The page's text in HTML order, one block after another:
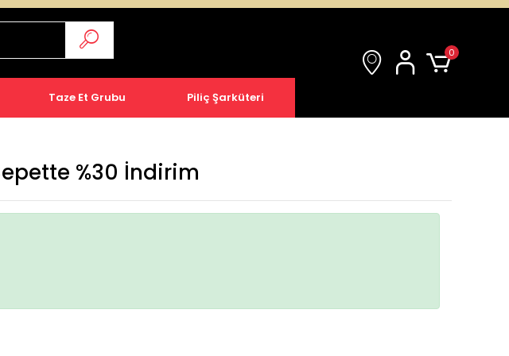
0
Taze Et Grubu Piliç Şarküteri
%30 İndirim